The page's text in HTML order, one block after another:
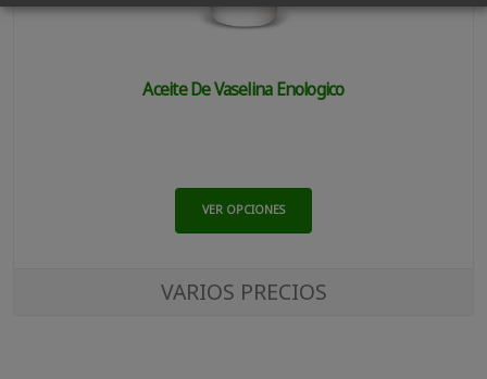
Aceite De Vaselina Enologico
VER OPCIONES
VARIOS PRECIOS